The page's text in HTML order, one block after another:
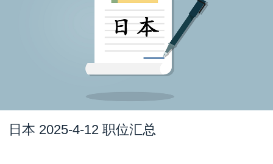
日本 2025-4-12 职位汇总